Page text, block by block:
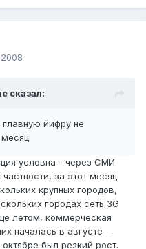
сказал:
йифру не
месяц.
условна - через СМИ
за этот месяц
крупных городов,
городах сеть 3G
летом, коммерческая
началась в августе—
был резкий рост.